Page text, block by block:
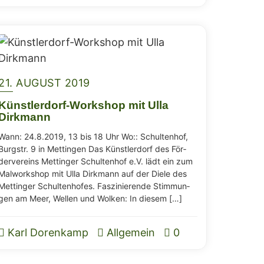
AUGUST 2019
Work­shop mit Ulla
24.8.2019, 13 bis 18 Uhr Wo:: Schul­ten­hof,
9 in Mett­in­gen Das Künst­ler­dorf des För­
Mett­in­ger Schul­ten­hof e.V. lädt ein zum
mit Ulla Dirk­mann auf der Die­le des
Schul­ten­ho­fes. Fas­zi­nie­ren­de Stim­mun­
am Meer, Wel­len und Wol­ken: In diesem […]
Karl Dorenkamp Allgemein 0